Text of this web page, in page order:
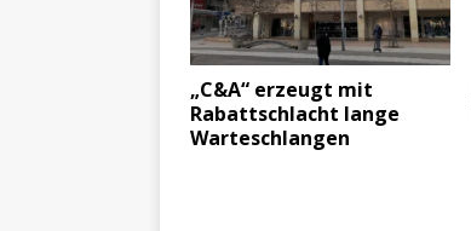
„C&A“ erzeugt mit
Rabattschlacht lange
Warteschlangen